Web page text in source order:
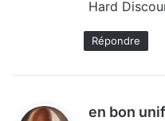
:
Hard
Répondre
en bon